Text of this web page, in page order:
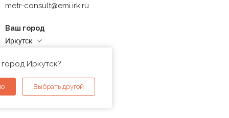
metr-consult@emi.irk.ru
Ваш город
Иркутск
Иркутск?
Выбрать другой